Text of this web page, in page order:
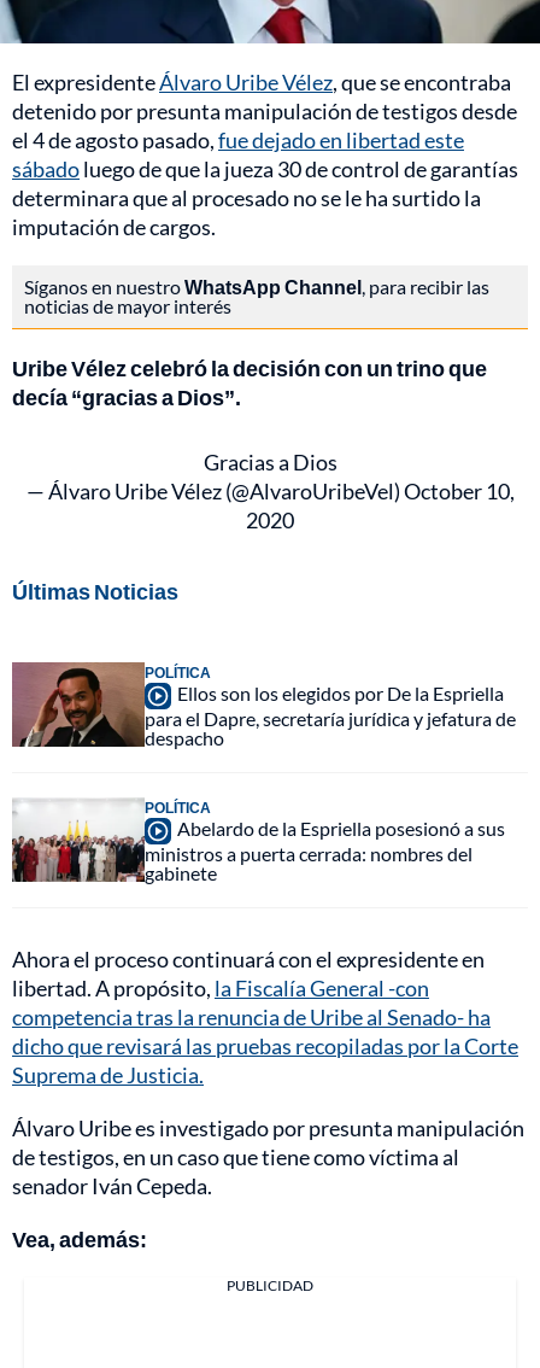
El expresidenteÁlvaro Uribe Vélez, que se encontraba
detenido por presunta manipulación de testigos desde
el 4 de agosto pasado,fue dejado en libertad este
sábadoluego de que la jueza 30 de control de garantías
determinara que al procesado no se le ha surtido la
imputación de cargos.
Síganos en nuestroWhatsApp Channel, para recibir las
noticias de mayor interés
Uribe Vélez celebró la decisión con un trino que
decía “gracias a Dios”.
Gracias a Dios
— Álvaro Uribe Vélez (@AlvaroUribeVel)October 10,
2020
Últimas Noticias
POLÍTICA
Ellos son los elegidos por De la Espriella
para el Dapre, secretaría jurídica y jefatura de
despacho
POLÍTICA
Abelardo de la Espriella posesionó a sus
ministros a puerta cerrada: nombres del
gabinete
Ahora el proceso continuará con el expresidente en
libertad. A propósito, la Fiscalía General -con
competencia tras la renuncia de Uribe al Senado- ha
dicho que revisará las pruebas recopiladas por la Corte
Suprema de Justicia.
Álvaro Uribe es investigado por presunta manipulación
de testigos, en un caso que tiene como víctima al
senador Iván Cepeda.
Vea, además:
PUBLICIDAD